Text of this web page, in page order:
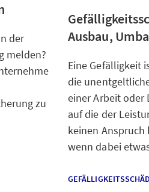
der
melden?
zu
Ausbau,
Eine Gefälligkeit
die
einer Arbeit oder
auf die der
keinen Anspruch
wenn dabei